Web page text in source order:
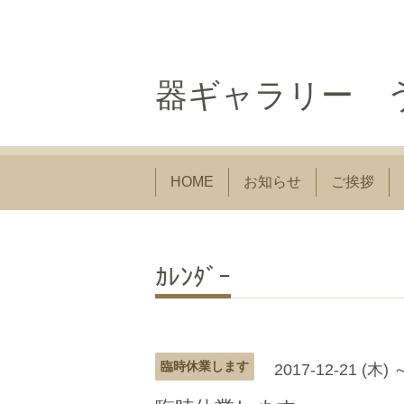
器ギャラリー
HOME お知らせ ご挨拶
ｶﾚﾝﾀﾞｰ
臨時休業します 2017-12-21 (木)